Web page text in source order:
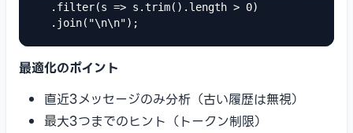
  .filter(s => s.trim().length > 0)
  .join("\n\n");
最適化のポイント
直近3メッセージのみ分析（古い履歴は無視）
最大3つまでのヒント（トークン制限）